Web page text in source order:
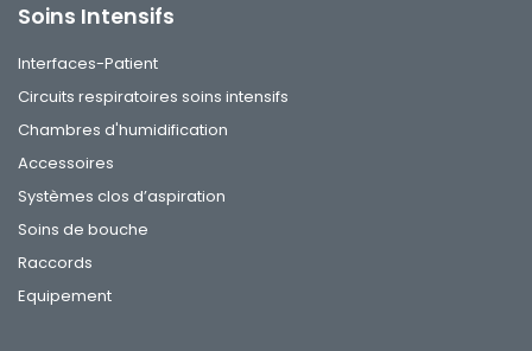
Soins Intensifs
Interfaces-Patient
Circuits respiratoires soins intensifs
Chambres d'humidification
Accessoires
Systèmes clos d’aspiration
Soins de bouche
Raccords
Equipement